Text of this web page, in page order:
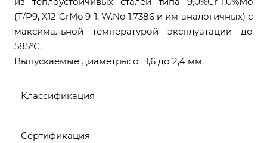
(T/P9, X12 CrMo 9-1, W.No 1.7386 и им аналогичных) с
максимальной температурой эксплуатации до
585°С.
Выпускаемые диаметры: от 1,6 до 2,4 мм.
Классификация
Сертификация